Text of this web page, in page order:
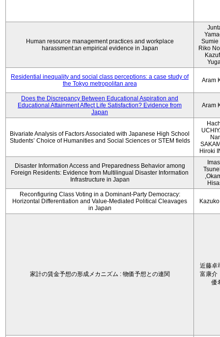
Human resource management practices and workplace
harassment:an empirical evidence in Japan
Sumie
Riko
Residential inequality and social class perceptions: a case study of
the Tokyo metropolitan area
Aram
Does the Discrepancy Between Educational Aspiration and
Educational Attainment Affect Life Satisfaction? Evidence from
Japan
Aram
Bivariate Analysis of Factors Associated with Japanese High School
Students’ Choice of Humanities and Social Sciences or STEM fields
Hiroki
Disaster Information Access and Preparedness Behavior among
Foreign Residents: Evidence from Multilingual Disaster Information
Infrastructure in Japan
Reconfiguring Class Voting in a Dominant-Party Democracy:
Horizontal Differentiation and Value-Mediated Political Cleavages
in Japan
家計の賃金予想の形成メカニズム : 物価予想との連関
近藤卓
富康介
優